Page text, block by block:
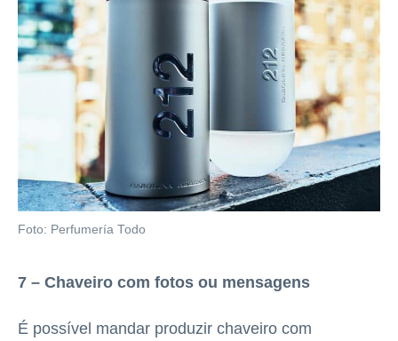
Foto: Perfumería Todo
7 – Chaveiro com fotos ou mensagens
É possível mandar produzir chaveiro com